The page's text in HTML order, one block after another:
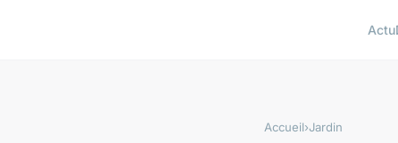
Actu
Accueil›Jardin